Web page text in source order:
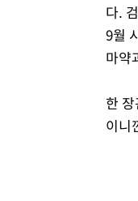
다.
9월
마약
한
이니